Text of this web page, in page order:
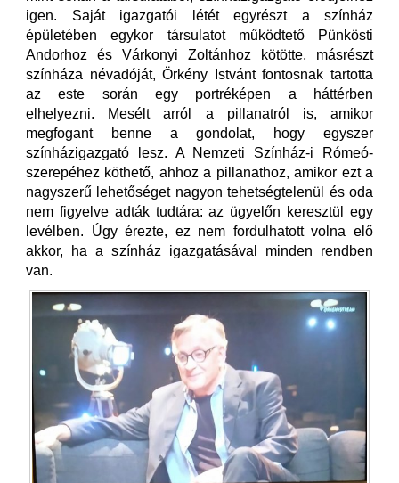
igen. Saját igazgatói létét egyrészt a színház
épületében egykor társulatot működtető Pünkösti
Andorhoz és Várkonyi Zoltánhoz kötötte, másrészt
színháza névadóját, Örkény Istvánt fontosnak tartotta
az este során egy portréképen a háttérben
elhelyezni. Mesélt arról a pillanatról is, amikor
megfogant benne a gondolat, hogy egyszer
színházigazgató lesz. A Nemzeti Színház-i Rómeó-
szerepéhez köthető, ahhoz a pillanathoz, amikor ezt a
nagyszerű lehetőséget nagyon tehetségtelenül és oda
nem figyelve adták tudtára: az ügyelőn keresztül egy
levélben. Úgy érezte, ez nem fordulhatott volna elő
akkor, ha a színház igazgatásával minden rendben
van.